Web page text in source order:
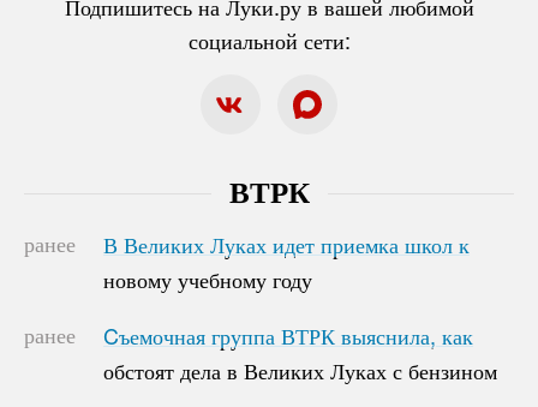
социальной сети:
ВТРК
ранее
В Великих Луках идет приемка школ к
новому учебному году
В Великих Луках идет приемка школ к
новому учебному году
ранее
Cъемочная группа ВТРК выяснила, как
обстоят дела в Великих Луках с бензином
Cъемочная группа ВТРК выяснила, как
обстоят дела в Великих Луках с бензином